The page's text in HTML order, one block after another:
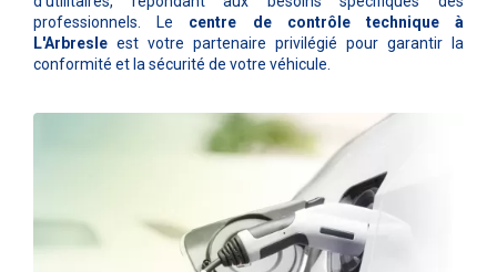
professionnels. Le centre de contrôle technique à
L'Arbresle est votre partenaire privilégié pour garantir la
conformité et la sécurité de votre véhicule.